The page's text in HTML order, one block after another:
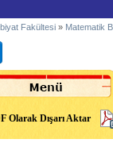
Fakültesi » Matematik
Olarak Dışarı Aktar